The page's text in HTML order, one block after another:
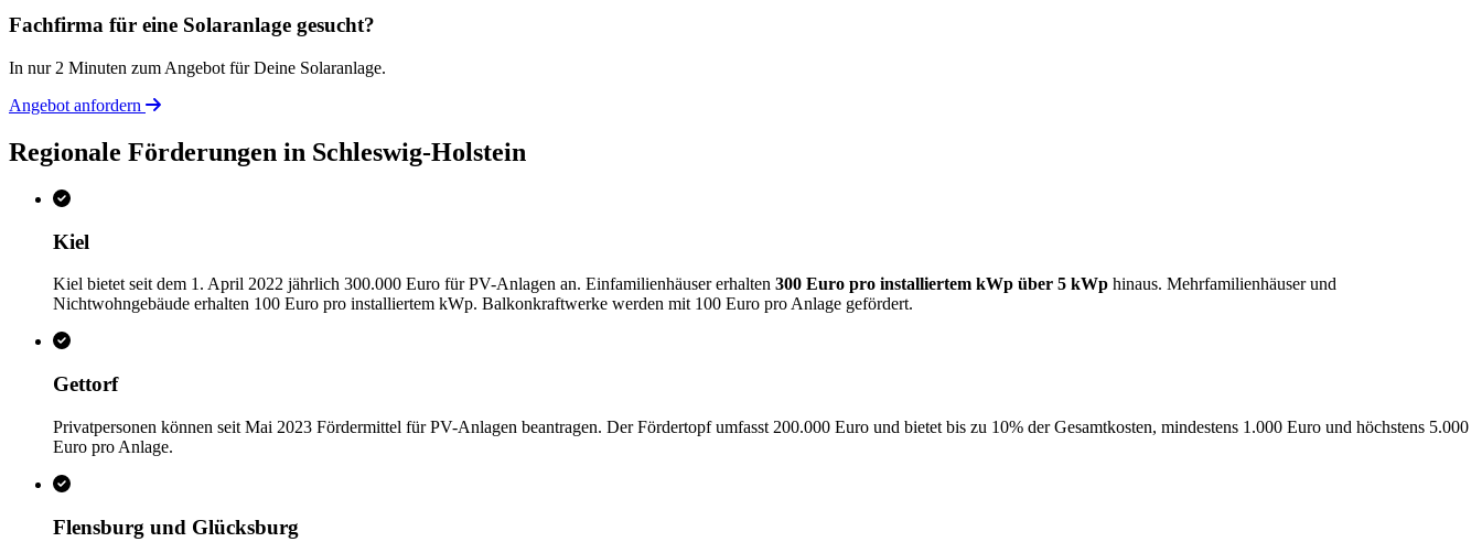
Fachfirma für eine Solaranlage gesucht?
In nur 2 Minuten zum Angebot für Deine Solaranlage.
Angebot anfordern
Regionale Förderungen in Schleswig-Holstein
Kiel
Kiel bietet seit dem 1. April 2022 jährlich 300.000 Euro für PV-Anlagen an. Einfamilienhäuser erhalten 300 Euro pro installiertem kWp über 5 kWp hinaus. Mehrfamilienhäuser und
Nichtwohngebäude erhalten 100 Euro pro installiertem kWp. Balkonkraftwerke werden mit 100 Euro pro Anlage gefördert.
Gettorf
Privatpersonen können seit Mai 2023 Fördermittel für PV-Anlagen beantragen. Der Fördertopf umfasst 200.000 Euro und bietet bis zu 10% der Gesamtkosten, mindestens 1.000 Euro und höchstens 5.000
Euro pro Anlage.
Flensburg und Glücksburg